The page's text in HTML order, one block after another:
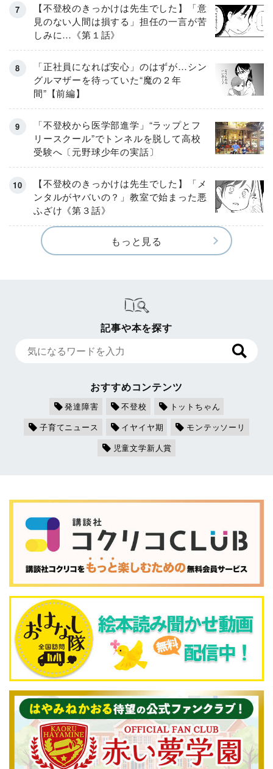
【不登校のきっかけは先生でした】「意
見のない人間は損する」担任の一言が苦
しみに…《第１話》
「正社員になれば安心」のはずが…シン
グルマザーを待っていた“魔の２年
間”【前編】
「不登校から医学部進学」“ラップとフ
リースクール”でトンネルを脱して高校
受験へ〔元野球少年の実話〕
【不登校のきっかけは先生でした】「メ
ンタルがヤバいの？」教室で始まった悪
ふざけ《第３話》
もっと見る
記事や本を探す
おすすめコンテンツ
発達障害 不登校
トットちゃん
子育てニュース
イヤイヤ期
モンテッソーリ
児童文学新人賞